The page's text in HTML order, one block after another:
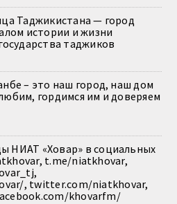
Таджикистана — город
истории и жизни
таджиков
– это наш город, наш дом
гордимся им и доверяем
НИАТ «Ховар» в социальных
t.me/niatkhovar,
, twitter.com/niatkhovar,
khovarfm/